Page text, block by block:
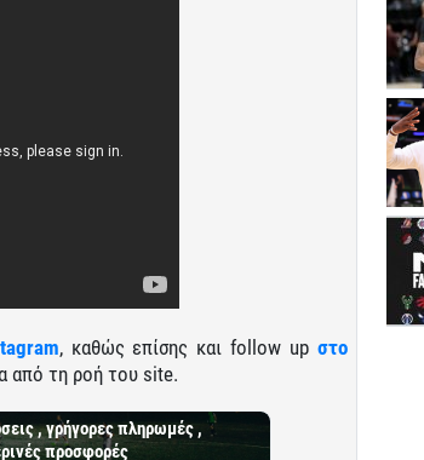
, καθώς επίσης και follow up στο
από τη ροή του site.
, γρήγορες πληρωμές ,
προσφορές